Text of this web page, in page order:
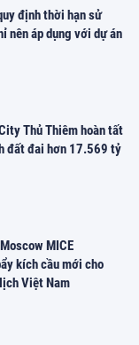
định thời hạn sử
nên áp dụng với dự án
Thủ Thiêm hoàn tất
đất đai hơn 17.569 tỷ
MICE
Việt Nam